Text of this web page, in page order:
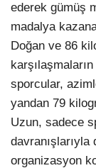
ederek gümüş
madalya
Doğan ve 86
sporcular,
yandan 79
Uzun, sadece
davranışlarıyla
organizasyon